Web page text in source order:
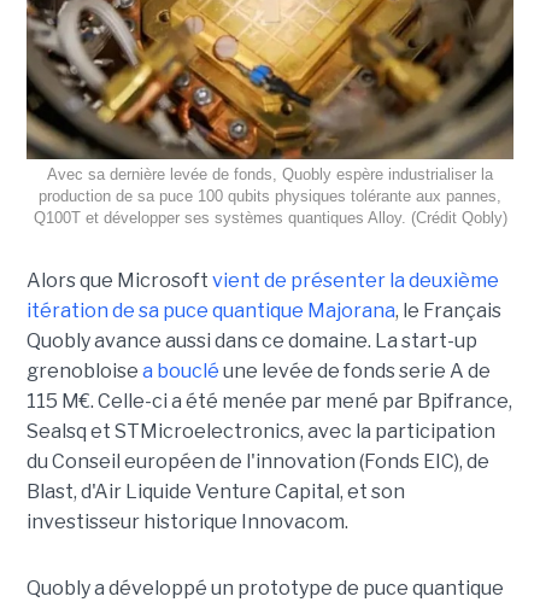
Avec sa dernière levée de fonds, Quobly espère industrialiser la
production de sa puce 100 qubits physiques tolérante aux pannes,
Q100T et développer ses systèmes quantiques Alloy. (Crédit Qobly)
Alors que Microsoft vient de présenter la deuxième
itération de sa puce quantique Majorana, le Français
Quobly avance aussi dans ce domaine. La start-up
grenobloise a bouclé une levée de fonds serie A de
115 M€. Celle-ci a été menée par mené par Bpifrance,
Sealsq et STMicroelectronics, avec la participation
du Conseil européen de l'innovation (Fonds EIC), de
Blast, d'Air Liquide Venture Capital, et son
investisseur historique Innovacom.
Quobly a développé un prototype de puce quantique